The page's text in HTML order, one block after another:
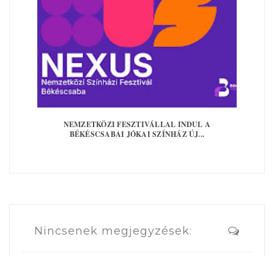
NEMZETKÖZI FESZTIVÁLLAL INDUL A
BÉKÉSCSABAI JÓKAI SZÍNHÁZ ÚJ...
Nincsenek megjegyzések: